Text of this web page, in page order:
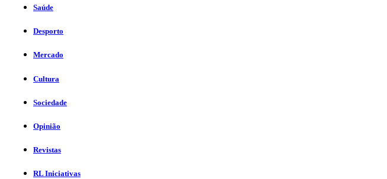
Saúde
Desporto
Mercado
Cultura
Sociedade
Opinião
Revistas
RL Iniciativas